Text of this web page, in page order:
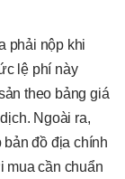
phải nộp khi
lệ phí này
theo bảng giá
Ngoài ra,
đồ địa chính
mua cần chuẩn